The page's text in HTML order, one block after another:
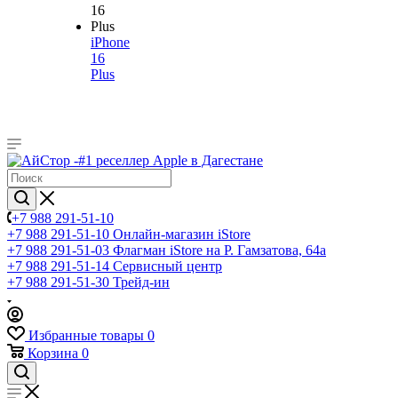
iPhone
16
Plus
+7 988 291-51-10
+7 988 291-51-10 Онлайн-магазин iStore
+7 988 291-51-03 Флагман iStore на Р. Гамзатова, 64а
+7 988 291-51-14 Сервисный центр
+7 988 291-51-30 Трейд-ин
Избранные товары 0
Корзина 0